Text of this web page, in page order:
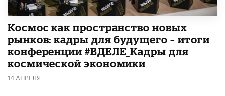
Космос как пространство новых
рынков: кадры для будущего – итоги
конференции #ВДЕЛЕ_Кадры для
космической экономики
14 АПРЕЛЯ